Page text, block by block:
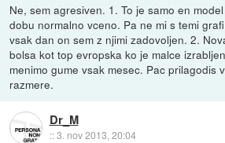
Ne, sem agresiven. 1. To je samo en
dobu normalno vceno. Pa ne mi s temi
vsak dan on sem z njimi zadovoljen. 2.
bolsa kot top evropska ko je malce
menimo gume vsak mesec. Pac prilagodis
razmere.
Dr_M
::3. nov 2013, 20:04